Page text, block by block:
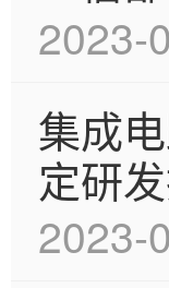
2023-
集成
定研
2023-